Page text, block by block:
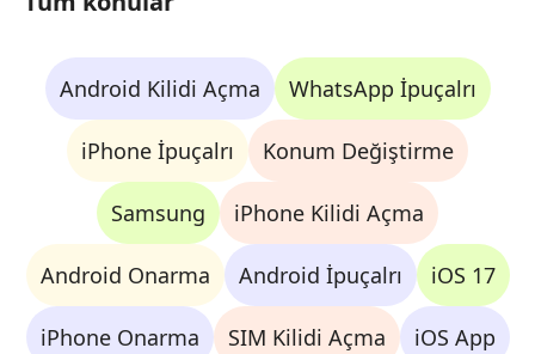
Android Kilidi Açma WhatsApp İpuçalrı
iPhone İpuçalrı Konum Değiştirme
Samsung iPhone Kilidi Açma
Android Onarma Android İpuçalrı iOS 17
iPhone Onarma SIM Kilidi Açma iOS App